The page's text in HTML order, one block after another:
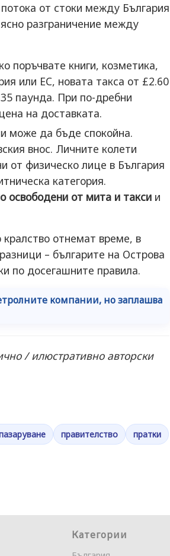
от стоки между България
разграничение между
поръчвате книги, козметика,
или ЕС, новата такса от £2.60
паунда. При по-дребни
на доставката.
може да бъде спокойна.
внос. Личните колети
от физическо лице в България
категория.
освободени от мита и такси и
отнемат време, в
– българите на Острова
по досегашните правила.
компании, но заплашва
/ илюстративно авторски
правителство
пратки
Категории